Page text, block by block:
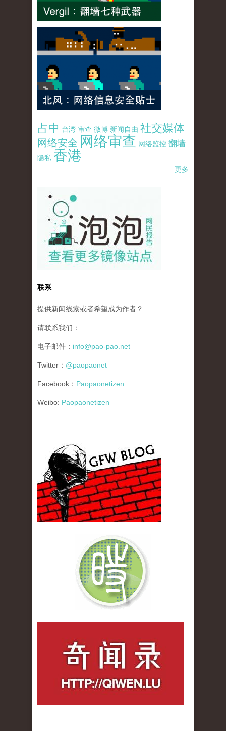
占中 台湾 审查 微博 新闻自由 社交媒体
网络安全 网络审查 网络监控 翻墙
隐私 香港
更多
pao-pao-banner-mirror-site-120814.jpg
联系
提供新闻线索或者希望成为作者？
请联系我们：
电子邮件： info@pao-pao.net
Twitter： @paopaonet
Facebook： Paopaonetizen
Weibo: Paopaonetizen
gfw_blog_small.jpg